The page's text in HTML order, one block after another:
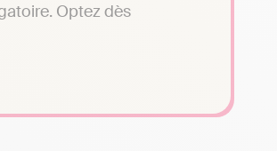
Optez dès